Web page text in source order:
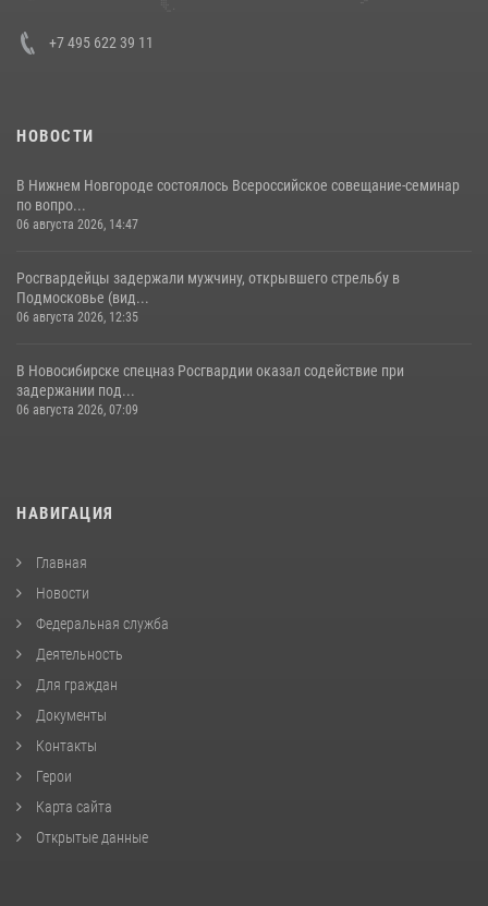
+7 495 622 39 11
НОВОСТИ
В Нижнем Новгороде состоялось Всероссийское совещание-семинар
по вопро...
06 августа 2026, 14:47
Росгвардейцы задержали мужчину, открывшего стрельбу в
Подмосковье (вид...
06 августа 2026, 12:35
В Новосибирске спецназ Росгвардии оказал содействие при
задержании под...
06 августа 2026, 07:09
НАВИГАЦИЯ
Главная
Новости
Федеральная служба
Деятельность
Для граждан
Документы
Контакты
Герои
Карта сайта
Открытые данные